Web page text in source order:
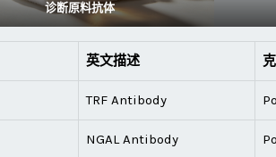
诊断原料抗体
英文描述
TRF Antibody
NGAL Antibody